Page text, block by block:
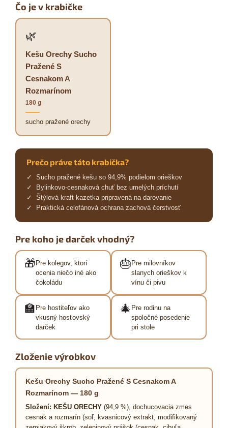
Čo je v krabičke
🌿
Kešu Orechy Sucho
Pražené S
Cesnakom A
Rozmarínom
180 g
sucho pražené orechy
Prečo práve táto krabička?
✓ Sucho pražené kešu so 94,9% podielom orieškov
✓ Bylinkovo-cesnaková chuť bez umelých príchutí
✓ Štýlová kraft kazetka pripravená na darovanie
✓ Praktická celofánová ochrana zachová čerstvosť
Pre koho je darček vhodný?
🎁Pre kolegov, ktorí
ocenia niečo iné ako
čokoládu
🎂Pre milovníkov
slanych orieškov k
vínu či pivu
🏫 Pre hostiteľov ako
vkusný hosťovský
darček
🎄 Pre rodinu na
spoločné posedenie
pri stole
Zloženie výrobkov
Kešu Orechy Sucho Pražené S Cesnakom A
Rozmarínom — 180 g
Složení: KEŠU ORECHY(94,9 %), dochucovacia zmes
cesnak a rozmarín (soľ, kvasnicový extrakt, modifikovaný